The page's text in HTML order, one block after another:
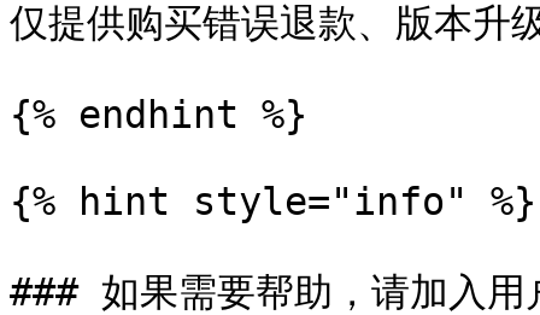
仅提供购买错误退款、版本升
{% endhint %}
{% hint style="info" %}
### 如果需要帮助，请加入